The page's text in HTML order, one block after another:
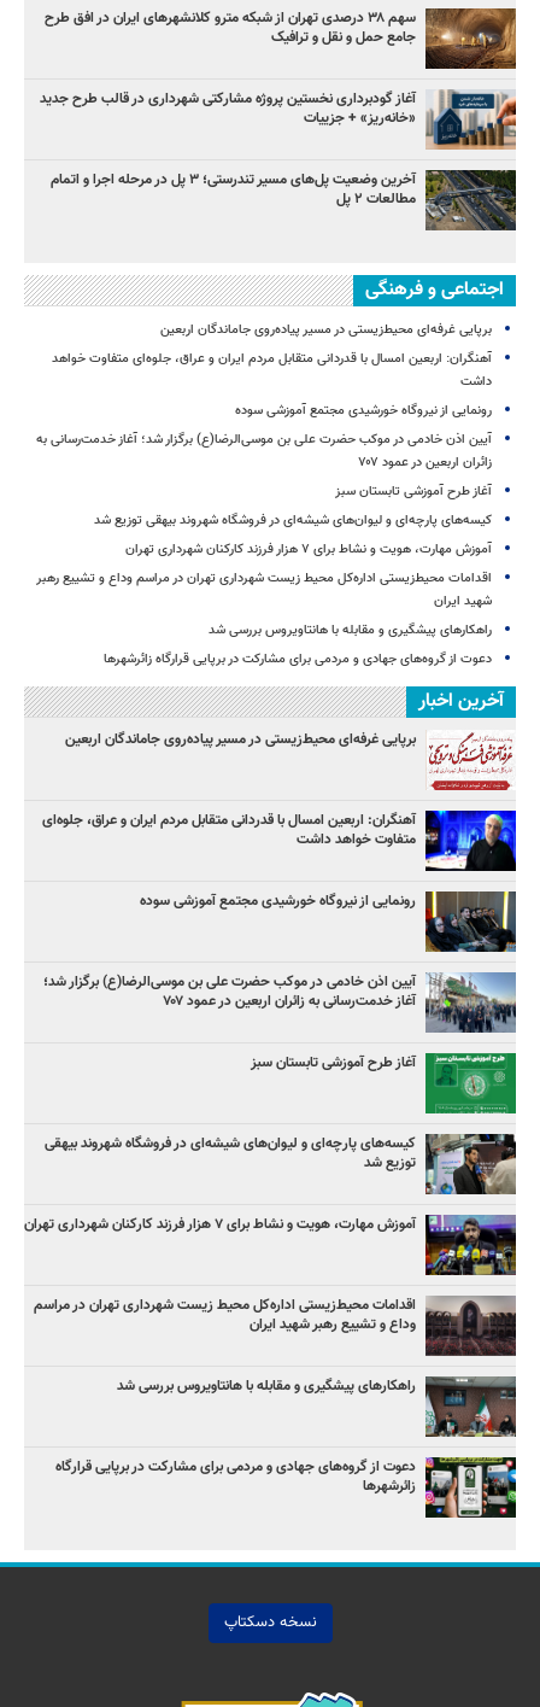
سهم ۳۸ درصدی تهران از شبکه مترو کلانشهرهای ایران در افق طرح
جامع حمل و نقل و ترافیک
آغاز گودبرداری نخستین پروژه مشارکتی شهرداری در قالب طرح جدید
«خانه‌ریز» + جزییات
آخرین وضعیت پل‌های مسیر تندرستی؛ ۳ پل در مرحله اجرا و اتمام
مطالعات ۲ پل
اجتماعی و فرهنگی
برپایی غرفه‌ای محیط‌زیستی در مسیر پیاده‌روی جاماندگان اربعین
آهنگران: اربعین امسال با قدردانی متقابل مردم ایران و عراق، جلوه‌ای متفاوت خواهد
داشت
رونمایی از نیروگاه خورشیدی مجتمع آموزشی سوده
آیین اذن خادمی در موکب حضرت علی بن موسی‌الرضا(ع) برگزار شد؛ آغاز خدمت‌رسانی به
زائران اربعین در عمود ۷۰۷
آغاز طرح آموزشی تابستان سبز
کیسه‌های پارچه‌ای و لیوان‌های شیشه‌ای در فروشگاه شهروند بیهقی توزیع شد
آموزش مهارت، هویت و نشاط برای ۷ هزار فرزند کارکنان شهرداری تهران
اقدامات محیط‌زیستی اداره‌کل محیط زیست شهرداری تهران در مراسم وداع و تشییع رهبر
شهید ایران
راهکارهای پیشگیری و مقابله با هانتاویروس بررسی شد
دعوت از گروه‌های جهادی و مردمی برای مشارکت در برپایی قرارگاه زائرشهرها
آخرین اخبار
برپایی غرفه‌ای محیط‌زیستی در مسیر پیاده‌روی جاماندگان اربعین
آهنگران: اربعین امسال با قدردانی متقابل مردم ایران و عراق، جلوه‌ای
متفاوت خواهد داشت
رونمایی از نیروگاه خورشیدی مجتمع آموزشی سوده
آیین اذن خادمی در موکب حضرت علی بن موسی‌الرضا(ع) برگزار شد؛
آغاز خدمت‌رسانی به زائران اربعین در عمود ۷۰۷
آغاز طرح آموزشی تابستان سبز
کیسه‌های پارچه‌ای و لیوان‌های شیشه‌ای در فروشگاه شهروند بیهقی
توزیع شد
آموزش مهارت، هویت و نشاط برای ۷ هزار فرزند کارکنان شهرداری تهران
اقدامات محیط‌زیستی اداره‌کل محیط زیست شهرداری تهران در مراسم
وداع و تشییع رهبر شهید ایران
راهکارهای پیشگیری و مقابله با هانتاویروس بررسی شد
دعوت از گروه‌های جهادی و مردمی برای مشارکت در برپایی قرارگاه
زائرشهرها
نسخه دسکتاپ